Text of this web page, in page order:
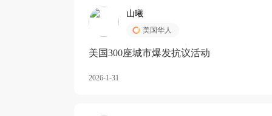
山曦
美国华人
美国300座城市爆发抗议活动
2026-1-31